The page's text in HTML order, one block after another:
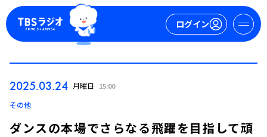
ログイン
2025.03.24 月曜日 15:00
その他
ダンスの本場でさらなる飛躍を目指して頑